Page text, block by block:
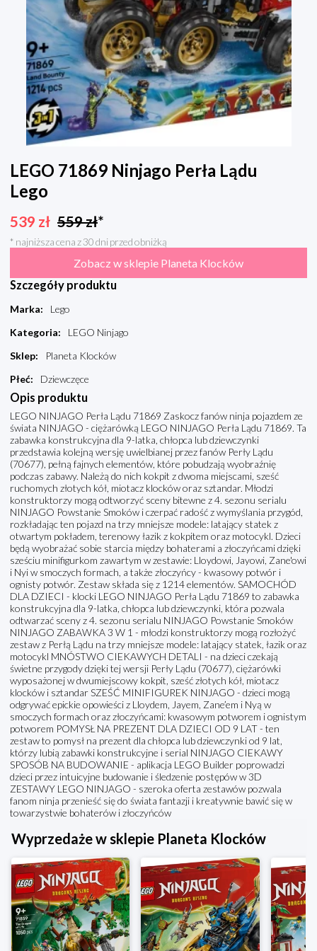
LEGO 71869 Ninjago Perła Lądu
Lego
539 zł 559zł*
* najniższa cena z 30 dni przed obniżką
Zobacz w sklepie Planeta Klocków
Szczegóły produktu
Marka:
Lego
Kategoria:
LEGO Ninjago
Sklep:
Planeta Klocków
Płeć: Dziewczęce
Opis produktu
LEGO NINJAGO Perła Lądu 71869 Zaskocz fanów ninja pojazdem ze
świata NINJAGO - ciężarówką LEGO NINJAGO Perła Lądu 71869. Ta
zabawka konstrukcyjna dla 9-latka, chłopca lub dziewczynki
przedstawia kolejną wersję uwielbianej przez fanów Perły Lądu
(70677), pełną fajnych elementów, które pobudzają wyobraźnię
podczas zabawy. Należą do nich kokpit z dwoma miejscami, sześć
ruchomych złotych kół, miotacz klocków oraz sztandar. Młodzi
konstruktorzy mogą odtworzyć sceny bitewne z 4. sezonu serialu
NINJAGO Powstanie Smoków i czerpać radość z wymyślania przygód,
rozkładając ten pojazd na trzy mniejsze modele: latający statek z
otwartym pokładem, terenowy łazik z kokpitem oraz motocykl. Dzieci
będą wyobrażać sobie starcia między bohaterami a złoczyńcami dzięki
sześciu minifigurkom zawartym w zestawie: Lloydowi, Jayowi, Zane'owi
i Nyi w smoczych formach, a także złoczyńcy - kwasowy potwór i
ognisty potwór. Zestaw składa się z 1214 elementów. SAMOCHÓD
DLA DZIECI - klocki LEGO NINJAGO Perła Lądu 71869 to zabawka
konstrukcyjna dla 9-latka, chłopca lub dziewczynki, która pozwala
odtwarzać sceny z 4. sezonu serialu NINJAGO Powstanie Smoków
NINJAGO ZABAWKA 3 W 1 - młodzi konstruktorzy mogą rozłożyć
zestaw z Perłą Lądu na trzy mniejsze modele: latający statek, łazik oraz
motocykl MNÓSTWO CIEKAWYCH DETALI - na dzieci czekają
świetne przygody dzięki tej wersji Perły Lądu (70677), ciężarówki
wyposażonej w dwumiejscowy kokpit, sześć złotych kół, miotacz
klocków i sztandar SZEŚĆ MINIFIGUREK NINJAGO - dzieci mogą
odgrywać epickie opowieści z Lloydem, Jayem, Zane’em i Nyą w
smoczych formach oraz złoczyńcami: kwasowym potworem i ognistym
potworem POMYSŁ NA PREZENT DLA DZIECI OD 9 LAT - ten
zestaw to pomysł na prezent dla chłopca lub dziewczynki od 9 lat,
którzy lubią zabawki konstrukcyjne i serial NINJAGO CIEKAWY
SPOSÓB NA BUDOWANIE - aplikacja LEGO Builder poprowadzi
dzieci przez intuicyjne budowanie i śledzenie postępów w 3D
ZESTAWY LEGO NINJAGO - szeroka oferta zestawów pozwala
fanom ninja przenieść się do świata fantazji i kreatywnie bawić się w
towarzystwie bohaterów i złoczyńców
Wyprzedaże w sklepie Planeta Klocków